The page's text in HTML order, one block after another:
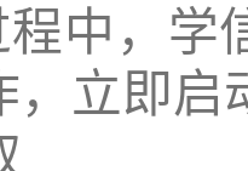
程中，学
，立即启